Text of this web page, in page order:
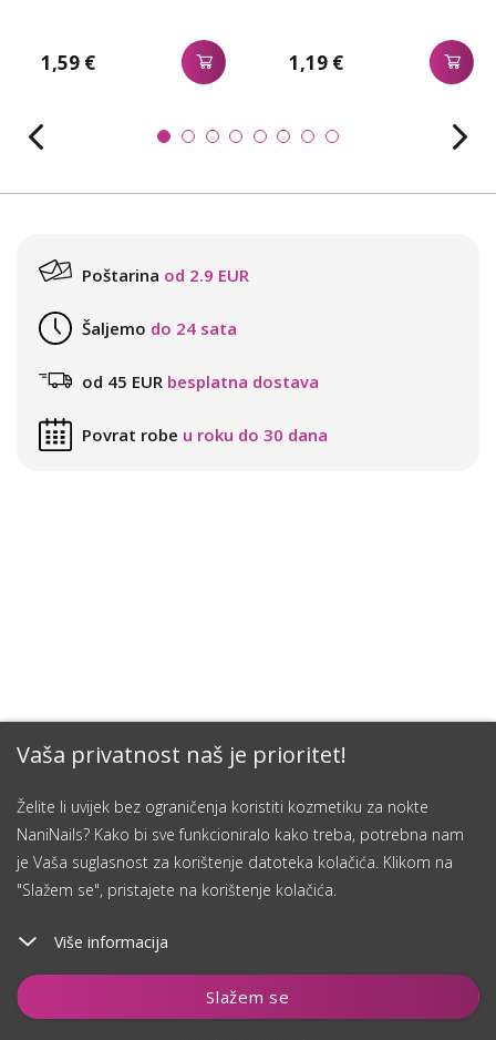
Vaša privatnost naš je prioritet!
Želite li uvijek bez ograničenja koristiti kozmetiku za nokte
NaniNails? Kako bi sve funkcioniralo kako treba, potrebna nam
je Vaša suglasnost za korištenje datoteka kolačića. Klikom na
"Slažem se", pristajete na korištenje kolačića.
Više informacija
Slažem se
Dodaj u košaricu
1,59 € 1,19 €
Poštarina od 2.9 EUR
Šaljemo do 24 sata
od 45 EUR besplatna dostava
Povrat robe u roku do 30 dana